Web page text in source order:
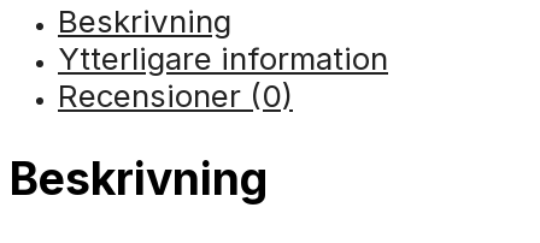
Beskrivning
Ytterligare information
Recensioner (0)
Beskrivning